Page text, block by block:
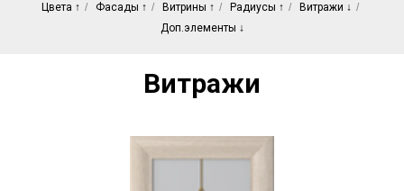
Цвета ↑ / Фасады ↑ / Витрины ↑ / Радиусы ↑ / Витражи ↓ /
Доп.элементы ↓
Витражи